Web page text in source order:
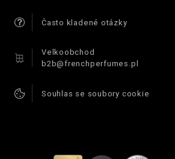
Často kladené otázky
Velkoobchod
b2b@frenchperfumes.pl
Souhlas se soubory cookie